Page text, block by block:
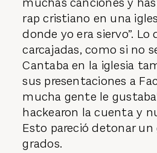
rap cristiano en una
donde yo era siervo”. Lo
carcajadas, como si no
Cantaba en la iglesia
sus presentaciones a
mucha gente le
hackearon la cuenta y
Esto pareció detonar un
grados.